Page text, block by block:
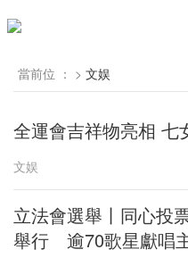
當前位 ： > 文娱
全運會吉祥物亮相 七
文娱
立法會選舉丨同心投
舉行 逾70歌星獻唱